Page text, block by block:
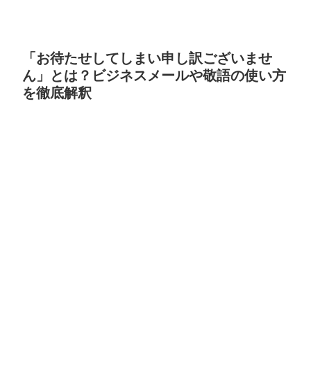
「お待たせしてしまい申し訳ございませ
ん」とは？ビジネスメールや敬語の使い方
を徹底解釈